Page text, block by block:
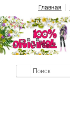
Главная